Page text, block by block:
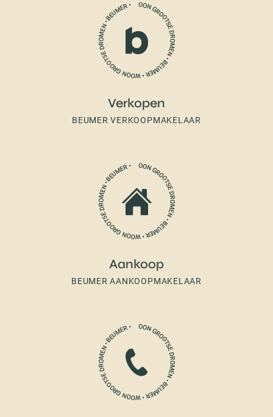
Verkopen
BEUMER VERKOOPMAKELAAR
Aankoop
BEUMER AANKOOPMAKELAAR